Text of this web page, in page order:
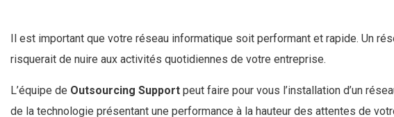
Il est important que votre réseau informatique soit performant et rapide. Un
risquerait de nuire aux activités quotidiennes de votre entreprise.
L’équipe de Outsourcing Support peut faire pour vous l’installation d’un
de la technologie présentant une performance à la hauteur des attentes de